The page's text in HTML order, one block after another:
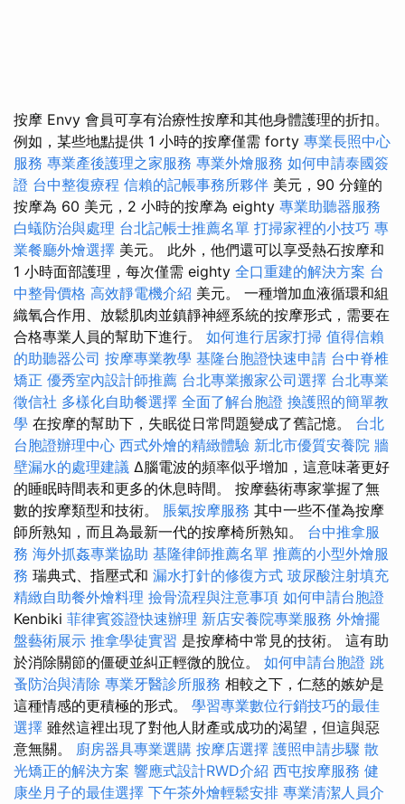
按摩 Envy 會員可享有治療性按摩和其他身體護理的折扣。
例如，某些地點提供 1 小時的按摩僅需 forty 專業長照中心
服務 專業產後護理之家服務 專業外燴服務 如何申請泰國簽
證 台中整復療程 信賴的記帳事務所夥伴 美元，90 分鐘的
按摩為 60 美元，2 小時的按摩為 eighty 專業助聽器服務
白蟻防治與處理 台北記帳士推薦名單 打掃家裡的小技巧 專
業餐廳外燴選擇 美元。 此外，他們還可以享受熱石按摩和
1 小時面部護理，每次僅需 eighty 全口重建的解決方案 台
中整骨價格 高效靜電機介紹 美元。 一種增加血液循環和組
織氧合作用、放鬆肌肉並鎮靜神經系統的按摩形式，需要在
合格專業人員的幫助下進行。 如何進行居家打掃 值得信賴
的助聽器公司 按摩專業教學 基隆台胞證快速申請 台中脊椎
矯正 優秀室內設計師推薦 台北專業搬家公司選擇 台北專業
徵信社 多樣化自助餐選擇 全面了解台胞證 換護照的簡單教
學 在按摩的幫助下，失眠從日常問題變成了舊記憶。 台北
台胞證辦理中心 西式外燴的精緻體驗 新北市優質安養院 牆
壁漏水的處理建議 Δ腦電波的頻率似乎增加，這意味著更好
的睡眠時間表和更多的休息時間。 按摩藝術專家掌握了無
數的按摩類型和技術。 脹氣按摩服務 其中一些不僅為按摩
師所熟知，而且為最新一代的按摩椅所熟知。 台中推拿服
務 海外抓姦專業協助 基隆律師推薦名單 推薦的小型外燴服
務 瑞典式、指壓式和 漏水打針的修復方式 玻尿酸注射填充
精緻自助餐外燴料理 撿骨流程與注意事項 如何申請台胞證
Kenbiki 菲律賓簽證快速辦理 新店安養院專業服務 外燴擺
盤藝術展示 推拿學徒實習 是按摩椅中常見的技術。 這有助
於消除關節的僵硬並糾正輕微的脫位。 如何申請台胞證 跳
蚤防治與清除 專業牙醫診所服務 相較之下，仁慈的嫉妒是
這種情感的更積極的形式。 學習專業數位行銷技巧的最佳
選擇 雖然這裡出現了對他人財產或成功的渴望，但這與惡
意無關。 廚房器具專業選購 按摩店選擇 護照申請步驟 散
光矯正的解決方案 響應式設計RWD介紹 西屯按摩服務 健
康坐月子的最佳選擇 下午茶外燴輕鬆安排 專業清潔人員介